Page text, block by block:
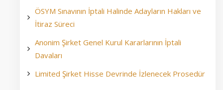
ÖSYM Sınavının İptali Halinde Adayların Hakları ve
İtiraz Süreci
Anonim Şirket Genel Kurul Kararlarının İptali
Davaları
Limited Şirket Hisse Devrinde İzlenecek Prosedür